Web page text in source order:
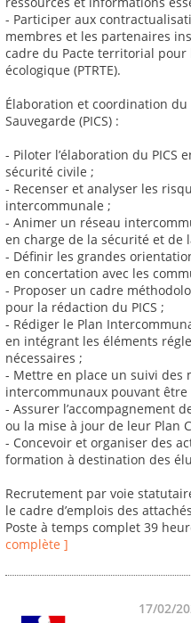
- Participer aux
membres et les partenaires
cadre du Pacte territorial
écologique (PTRTE).
Élaboration et coordination
Sauvegarde (PICS) :
- Piloter l’élaboration du PICS
sécurité civile ;
- Recenser et analyser les
intercommunale ;
- Animer un réseau
en charge de la sécurité et de
- Définir les grandes
en concertation avec les
- Proposer un cadre
pour la rédaction du PICS ;
- Rédiger le Plan
en intégrant les éléments
nécessaires ;
- Mettre en place un suivi des
intercommunaux pouvant
- Assurer l’accompagnement
ou la mise à jour de leur Plan
- Concevoir et organiser des
formation à destination des
Recrutement par voie
le cadre d’emplois des
Poste à temps complet 39
complète ]
17/02/